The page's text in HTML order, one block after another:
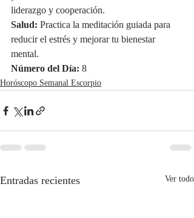
liderazgo y cooperación.
Salud: Practica la meditación guiada para
reducir el estrés y mejorar tu bienestar
mental.
Número del Día: 8
Horóscopo Semanal Escorpio
Entradas recientes Ver todo